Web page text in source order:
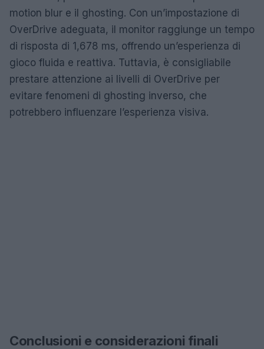
motion blur e il ghosting. Con un’impostazione di
OverDrive adeguata, il monitor raggiunge un tempo
di risposta di 1,678 ms, offrendo un’esperienza di
gioco fluida e reattiva. Tuttavia, è consigliabile
prestare attenzione ai livelli di OverDrive per
evitare fenomeni di ghosting inverso, che
potrebbero influenzare l’esperienza visiva.
Conclusioni e considerazioni finali